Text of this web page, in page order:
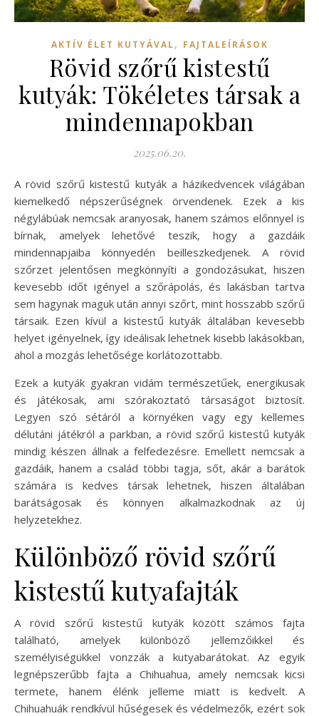
AKTÍV ÉLET KUTYÁVAL, FAJTALEÍRÁSOK
Rövid szőrű kistestű
kutyák: Tökéletes társak a
mindennapokban
2025.06.20.
A rövid szőrű kistestű kutyák a házikedvencek világában
kiemelkedő népszerűségnek örvendenek. Ezek a kis
négylábúak nemcsak aranyosak, hanem számos előnnyel is
bírnak, amelyek lehetővé teszik, hogy a gazdáik
mindennapjaiba könnyedén beilleszkedjenek. A rövid
szőrzet jelentősen megkönnyíti a gondozásukat, hiszen
kevesebb időt igényel a szőrápolás, és lakásban tartva
sem hagynak maguk után annyi szőrt, mint hosszabb szőrű
társaik. Ezen kívül a kistestű kutyák általában kevesebb
helyet igényelnek, így ideálisak lehetnek kisebb lakásokban,
ahol a mozgás lehetősége korlátozottabb.
Ezek a kutyák gyakran vidám természetűek, energikusak
és játékosak, ami szórakoztató társaságot biztosít.
Legyen szó sétáról a környéken vagy egy kellemes
délutáni játékról a parkban, a rövid szőrű kistestű kutyák
mindig készen állnak a felfedezésre. Emellett nemcsak a
gazdáik, hanem a család többi tagja, sőt, akár a barátok
számára is kedves társak lehetnek, hiszen általában
barátságosak és könnyen alkalmazkodnak az új
helyzetekhez.
Különböző rövid szőrű
kistestű kutyafajták
A rövid szőrű kistestű kutyák között számos fajta
található, amelyek különböző jellemzőikkel és
személyiségükkel vonzzák a kutyabarátokat. Az egyik
legnépszerűbb fajta a Chihuahua, amely nemcsak kicsi
termete, hanem élénk jelleme miatt is kedvelt. A
Chihuahuák rendkívül hűségesek és védelmezők, ezért sok